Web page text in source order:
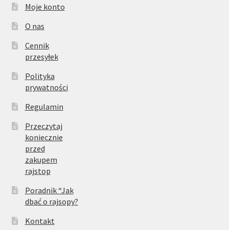
Moje konto
O nas
Cennik
przesyłek
Polityka
prywatności
Regulamin
Przeczytaj
koniecznie
przed
zakupem
rajstop
Poradnik “Jak
dbać o rajsopy?
Kontakt